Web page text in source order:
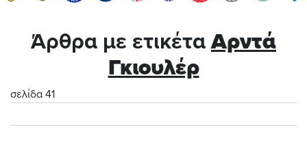
Άρθρα με ετικέταΑρντά
Γκιουλέρ
σελίδα 41